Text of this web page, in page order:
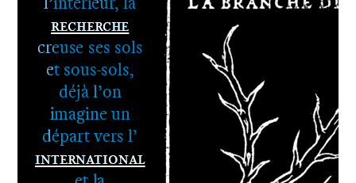
1er cycle -
Le DNA
2e cycle -
Le DNSEP
Recherche
creuse ses sols
et sous-sols,
déjà l’on
imagine un
départ vers l’
International